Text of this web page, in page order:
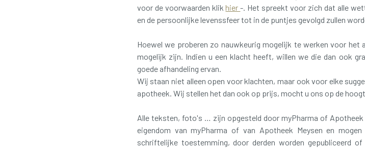
voor de voorwaarden klikhier-. Het spreekt voor zich dat alle
en de persoonlijke levenssfeer tot in de puntjes gevolgd zullen
Hoewel we proberen zo nauwkeurig mogelijk te werken voor het
mogelijk zijn. Indien u een klacht heeft, willen we die dan ook
goede afhandeling ervan.
Wij staan niet alleen open voor klachten, maar ook voor elke
apotheek. Wij stellen het dan ook op prijs, mocht u ons op de
Alle teksten, foto's … zijn opgesteld door myPharma of Apotheek
eigendom van myPharma of van Apotheek Meysen en
schriftelijke toestemming, door derden worden gepubliceerd